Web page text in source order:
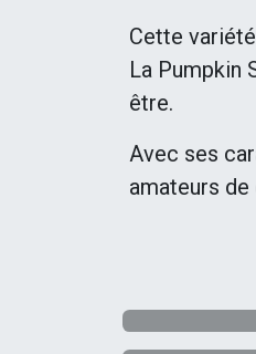
Cette
La Pumpkin
être.
Avec ses
amateurs de